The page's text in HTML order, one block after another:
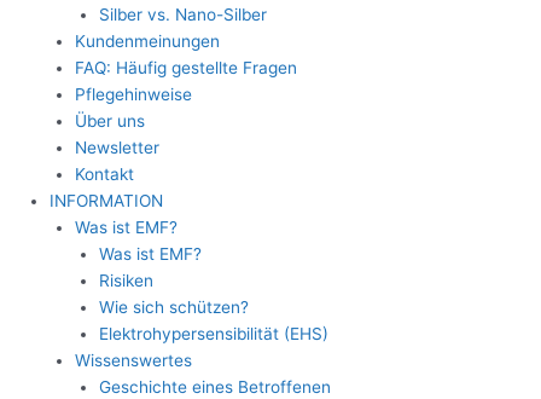
Silber vs. Nano-Silber
Kundenmeinungen
FAQ: Häufig gestellte Fragen
Pflegehinweise
Über uns
Newsletter
Kontakt
INFORMATION
Was ist EMF?
Was ist EMF?
Risiken
Wie sich schützen?
Elektrohypersensibilität (EHS)
Wissenswertes
Geschichte eines Betroffenen